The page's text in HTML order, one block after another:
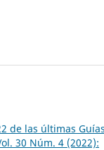
de las últimas
30 Núm. 4 (2022):